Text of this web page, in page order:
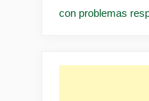
con problemas